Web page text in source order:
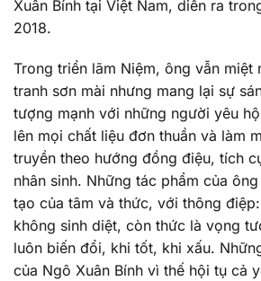
Xuân Bính tại Việt Nam, diễn ra
2018.
Trong triển lãm Niệm, ông vẫn miệt
tranh sơn mài nhưng mang lại sự
tượng mạnh với những người yêu
lên mọi chất liệu đơn thuần và làm
truyền theo hướng đồng điệu, tích
nhân sinh. Những tác phẩm của
tạo của tâm và thức, với thông
không sinh diệt, còn thức là vọng
luôn biến đổi, khi tốt, khi xấu.
của Ngô Xuân Bính vì thế hội tụ cả